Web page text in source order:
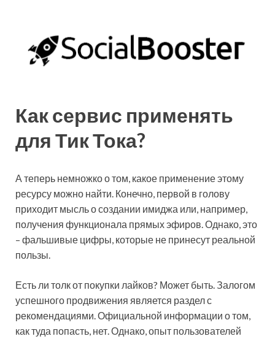
Как сервис применять
для Тик Тока?
А теперь немножко о том, какое применение этому
ресурсу можно найти. Конечно, первой в голову
приходит мысль о создании имиджа или, например,
получения функционала прямых эфиров. Однако, это
– фальшивые цифры, которые не принесут реальной
пользы.
Есть ли толк от покупки лайков? Может быть. Залогом
успешного продвижения является раздел с
рекомендациями. Официальной информации о том,
как туда попасть, нет. Однако, опыт пользователей